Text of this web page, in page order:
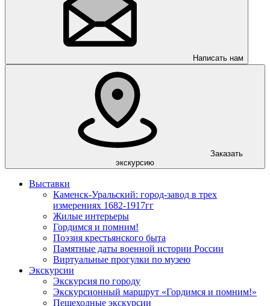
Написать нам
Заказать
экскурсию
Выставки
Каменск-Уральский: город-завод в трех
измерениях 1682-1917гг
Жилые интерьеры
Гордимся и помним!
Поэзия крестьянского быта
Памятные даты военной истории России
Виртуальные прогулки по музею
Экскурсии
Экскурсия по городу
Экскурсионный маршрут «Гордимся и помним!»
Пешеходные экскурсии